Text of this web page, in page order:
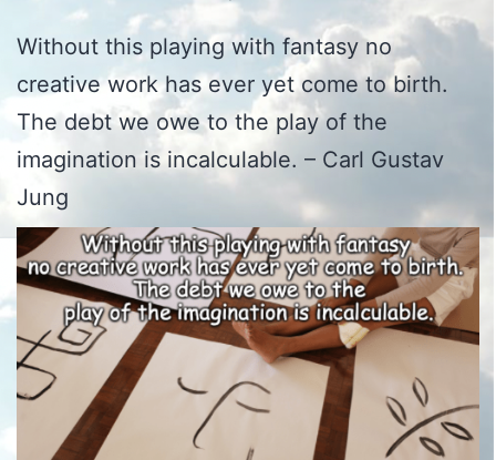
Without this playing with fantasy no
creative work has ever yet come to birth.
The debt we owe to the play of the
imagination is incalculable. – Carl Gustav
Jung